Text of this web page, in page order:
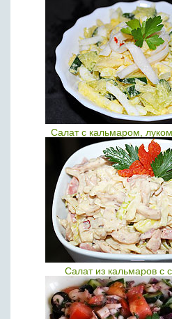
Салат с кальмаром,
Салат из кальмаров с